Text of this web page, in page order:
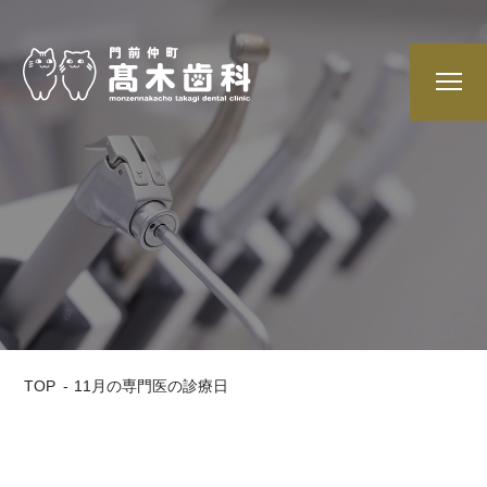
TOP 11月の専門医の診療日